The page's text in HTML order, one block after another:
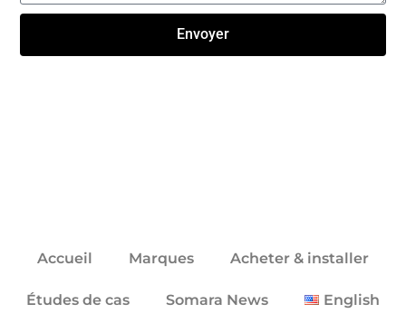
Envoyer
Accueil Marques Acheter & installer
Études de cas Somara News English